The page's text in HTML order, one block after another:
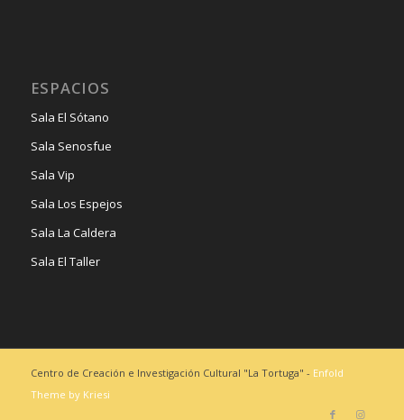
ESPACIOS
Sala El Sótano
Sala Senosfue
Sala Vip
Sala Los Espejos
Sala La Caldera
Sala El Taller
Centro de Creación e Investigación Cultural "La Tortuga" - Enfold
Theme by Kriesi